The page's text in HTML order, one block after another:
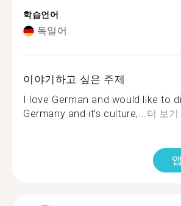
학습언어
독일어
이야기하고 싶은 주제
I love German and would like to
Germany and it’s culture,...더 보기